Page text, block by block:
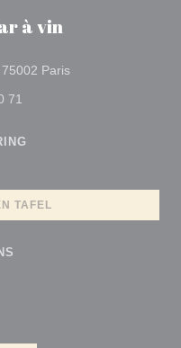
à vin
Paris((opent in een
71
TAFEL
((opent in een nieuw